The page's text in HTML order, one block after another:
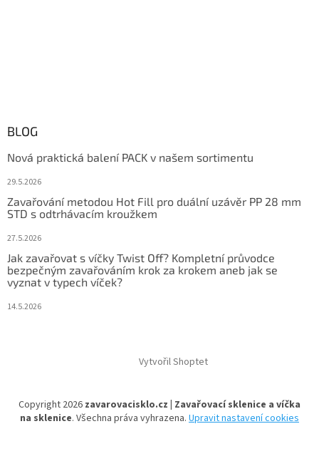
BLOG
Nová praktická balení PACK v našem sortimentu
29.5.2026
Zavařování metodou Hot Fill pro duální uzávěr PP 28 mm
STD s odtrhávacím kroužkem
27.5.2026
Jak zavařovat s víčky Twist Off? Kompletní průvodce
bezpečným zavařováním krok za krokem aneb jak se
vyznat v typech víček?
14.5.2026
Vytvořil Shoptet
Copyright 2026 zavarovacisklo.cz | Zavařovací sklenice a víčka
na sklenice. Všechna práva vyhrazena. Upravit nastavení cookies